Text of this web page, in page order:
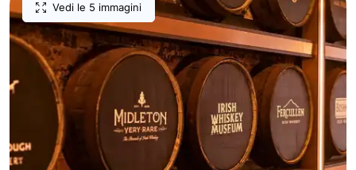
Vedi le 5 immagini